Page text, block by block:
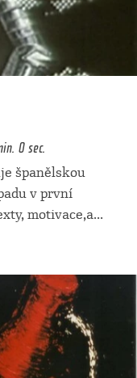
0 sec.
španělskou
v první
motivace,a...